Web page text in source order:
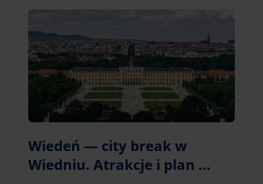
Wiedeń — city break w
Wiedniu. Atrakcje i plan ...